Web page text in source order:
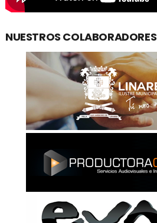
NUESTROS COLABORADORES